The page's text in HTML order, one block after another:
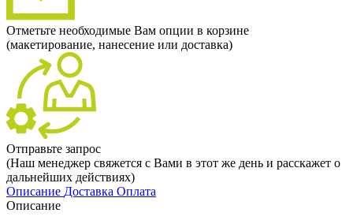
Отметьте необходимые Вам опции в корзине
(макетирование, нанесение или доставка)
Отправьте запрос
(Наш менеджер свяжется с Вами в этот же день и расскажет о
дальнейших действиях)
Описание Доставка Оплата
Описание